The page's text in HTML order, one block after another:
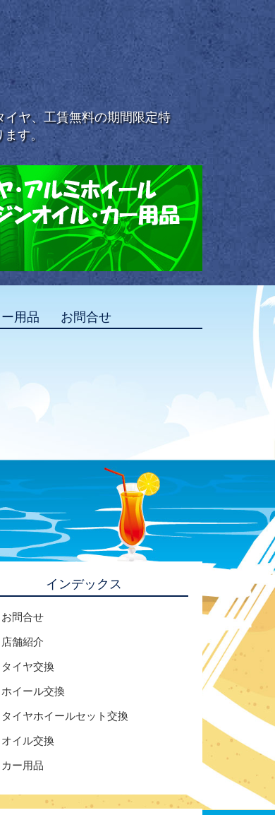
ヤ、工賃無料の期間限定特
す。
用品 お問合せ
インデックス
お問合せ
店舗紹介
タイヤ交換
ホイール交換
タイヤホイールセット交換
オイル交換
カー用品